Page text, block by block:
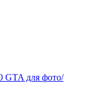
GTA для фото/